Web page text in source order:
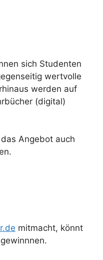
sich Studenten
wertvolle
werden auf
(digital)
Angebot auch
mitmacht, könnt